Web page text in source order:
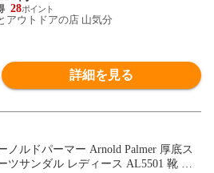
ウェア AL5501 ベｰジュ
28
アウトドアの店 山気分
詳細を見る
ノルドパーマー Arnold Palmer 厚底ス
ツサンダル レディース AL5501 靴 シ